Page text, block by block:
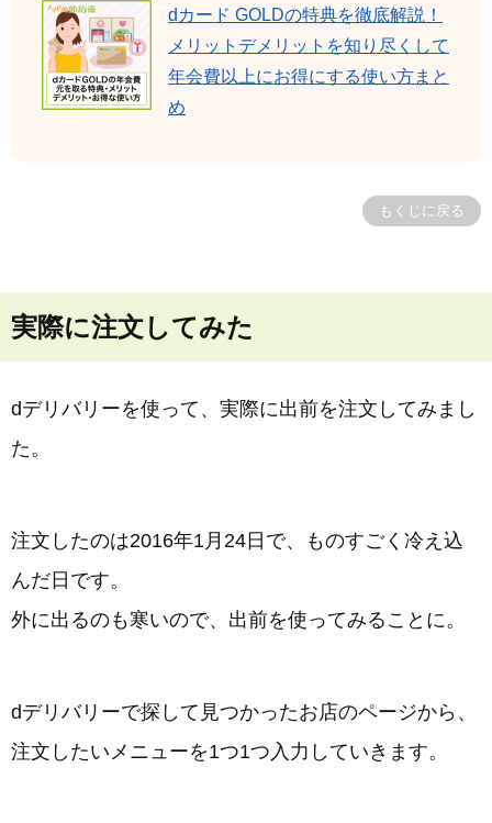
dカード GOLDの特典を徹底解説！
メリットデメリットを知り尽くして
年会費以上にお得にする使い方まと
め
もくじに戻る
実際に注文してみた
dデリバリーを使って、実際に出前を注文してみまし
た。
注文したのは2016年1月24日で、ものすごく冷え込
んだ日です。
外に出るのも寒いので、出前を使ってみることに。
dデリバリーで探して見つかったお店のページから、
注文したいメニューを1つ1つ入力していきます。